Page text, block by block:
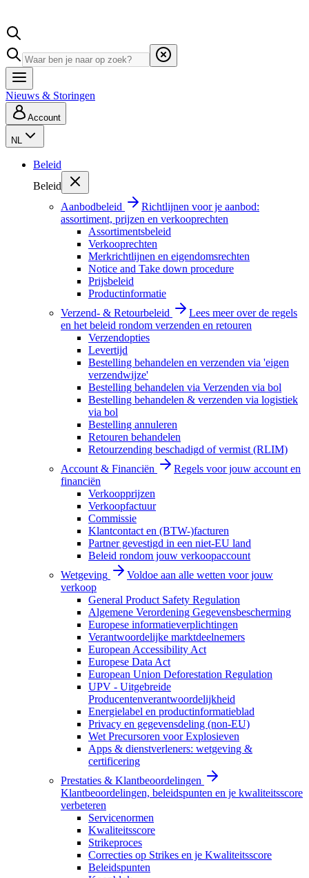
Nieuws & Storingen
Account
NL
Beleid
Beleid
Aanbodbeleid
Richtlijnen voor je aanbod:
assortiment, prijzen en verkooprechten
Assortimentsbeleid
Verkooprechten
Merkrichtlijnen en eigendomsrechten
Notice and Take down procedure
Prijsbeleid
Productinformatie
Verzend- & Retourbeleid
Lees meer over de regels
en het beleid rondom verzenden en retouren
Verzendopties
Levertijd
Bestelling behandelen en verzenden via 'eigen
verzendwijze'
Bestelling behandelen via Verzenden via bol
Bestelling behandelen & verzenden via logistiek
via bol
Bestelling annuleren
Retouren behandelen
Retourzending beschadigd of vermist (RLIM)
Account & Financiën
Regels voor jouw account en
financiën
Verkoopprijzen
Verkoopfactuur
Commissie
Klantcontact en (BTW-)facturen
Partner gevestigd in een niet-EU land
Beleid rondom jouw verkoopaccount
Wetgeving
Voldoe aan alle wetten voor jouw
verkoop
General Product Safety Regulation
Algemene Verordening Gegevensbescherming
Europese informatieverplichtingen
Verantwoordelijke marktdeelnemers
European Accessibility Act
Europese Data Act
European Union Deforestation Regulation
UPV - Uitgebreide
Producentenverantwoordelijkheid
Energielabel en productinformatieblad
Privacy en gegevensdeling (non-EU)
Wet Precursoren voor Explosieven
Apps & dienstverleners: wetgeving &
certificering
Prestaties & Klantbeoordelingen
Klantbeoordelingen, beleidspunten en je kwaliteitsscore
verbeteren
Servicenormen
Kwaliteitsscore
Strikeproces
Correcties op Strikes en je Kwaliteitsscore
Beleidspunten